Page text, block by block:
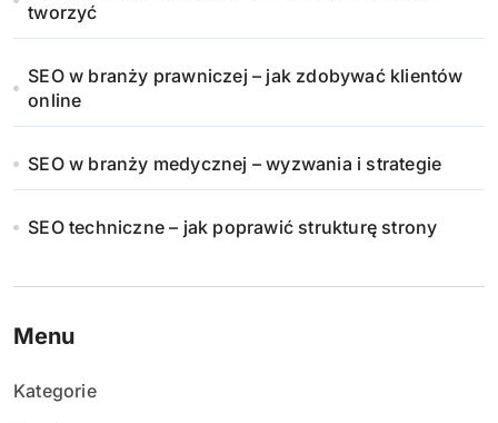
tworzyć
SEO w branży prawniczej – jak zdobywać klientów
online
SEO w branży medycznej – wyzwania i strategie
SEO techniczne – jak poprawić strukturę strony
Menu
Kategorie